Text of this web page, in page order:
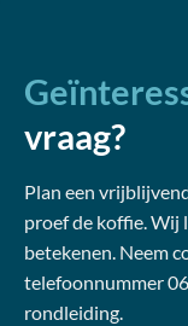
vraag?
Plan een
proef de koffie. Wij
betekenen. Neem
telefoonnummer
rondleiding.